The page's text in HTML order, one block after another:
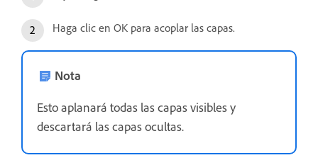
Haga clic en OK para acoplar las capas.
Nota
Esto aplanará todas las capas visibles y
descartará las capas ocultas.